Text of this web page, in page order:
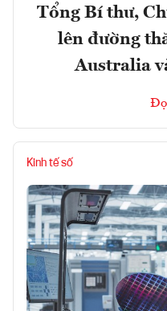
Tổng Bí thư,
lên đường
Australia
Kinh tế số